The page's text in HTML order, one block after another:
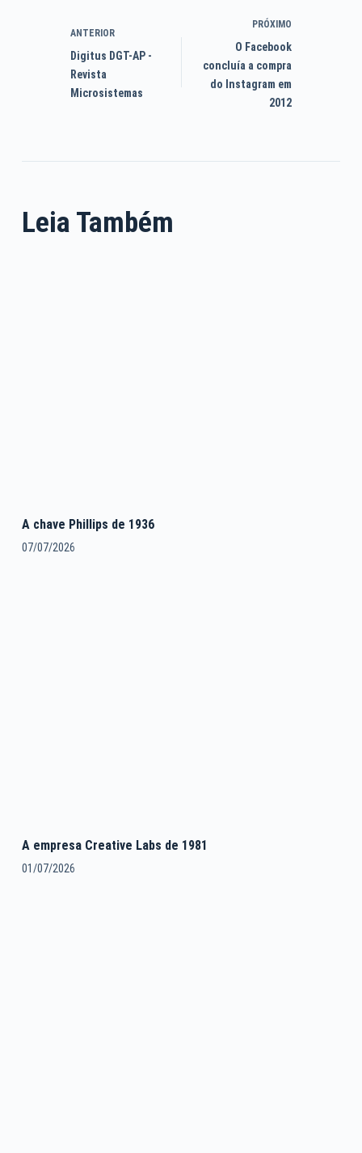
ANTERIOR
Digitus DGT-AP -
Revista
Microsistemas
PRÓXIMO
O Facebook
concluía a compra
do Instagram em
2012
Leia Também
A chave Phillips de 1936
07/07/2026
A empresa Creative Labs de 1981
01/07/2026